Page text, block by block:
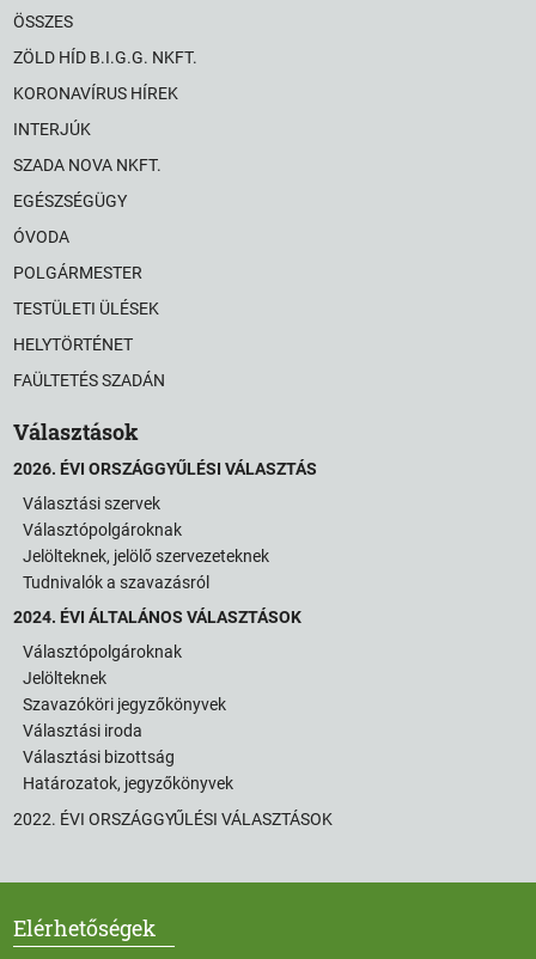
ÖSSZES
ZÖLD HÍD B.I.G.G. NKFT.
KORONAVÍRUS HÍREK
INTERJÚK
SZADA NOVA NKFT.
EGÉSZSÉGÜGY
ÓVODA
POLGÁRMESTER
TESTÜLETI ÜLÉSEK
HELYTÖRTÉNET
FAÜLTETÉS SZADÁN
Választások
2026. ÉVI ORSZÁGGYŰLÉSI VÁLASZTÁS
Választási szervek
Választópolgároknak
Jelölteknek, jelölő szervezeteknek
Tudnivalók a szavazásról
2024. ÉVI ÁLTALÁNOS VÁLASZTÁSOK
Választópolgároknak
Jelölteknek
Szavazóköri jegyzőkönyvek
Választási iroda
Választási bizottság
Határozatok, jegyzőkönyvek
2022. ÉVI ORSZÁGGYŰLÉSI VÁLASZTÁSOK
Elérhetőségek